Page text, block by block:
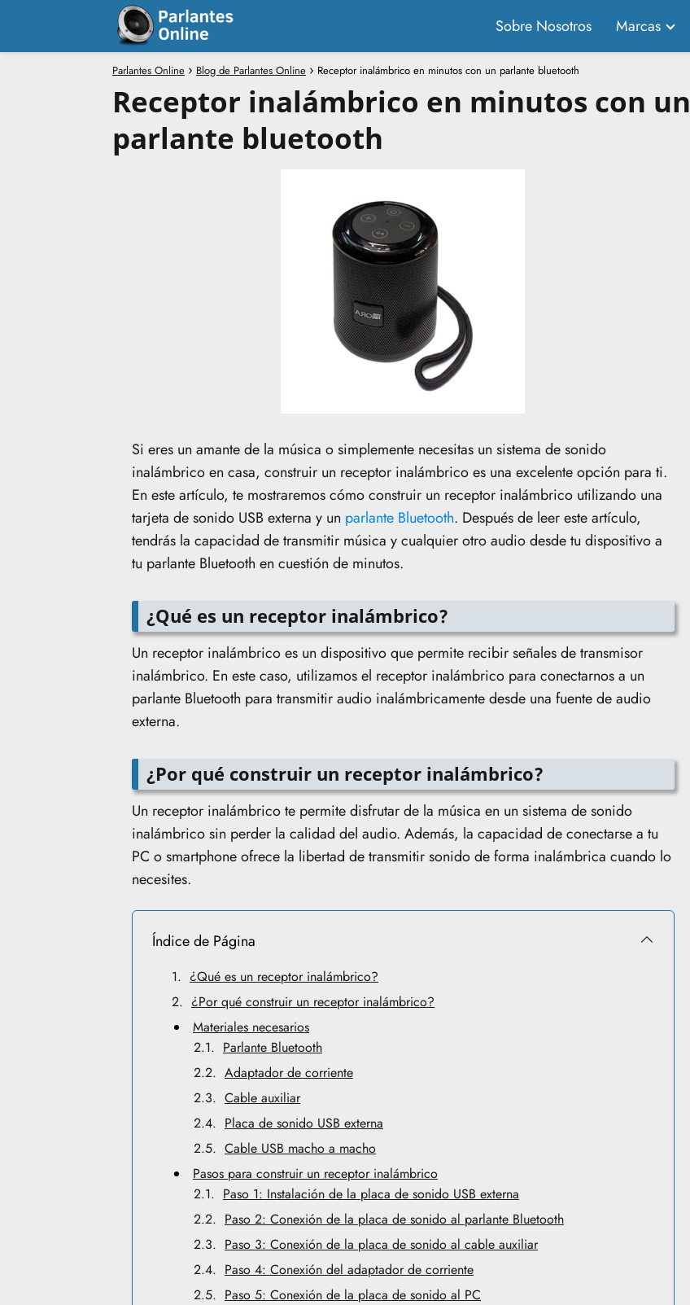
Sobre Nosotros Marcas
Parlantes Online Blog de Parlantes Online Receptor inalámbrico en minutos con un parlante bluetooth
Receptor inalámbrico en minutos con un
parlante bluetooth
Si eres un amante de la música o simplemente necesitas un sistema de sonido
inalámbrico en casa, construir un receptor inalámbrico es una excelente opción para ti.
En este artículo, te mostraremos cómo construir un receptor inalámbrico utilizando una
tarjeta de sonido USB externa y un parlante Bluetooth. Después de leer este artículo,
tendrás la capacidad de transmitir música y cualquier otro audio desde tu dispositivo a
tu parlante Bluetooth en cuestión de minutos.
¿Qué es un receptor inalámbrico?
Un receptor inalámbrico es un dispositivo que permite recibir señales de transmisor
inalámbrico. En este caso, utilizamos el receptor inalámbrico para conectarnos a un
parlante Bluetooth para transmitir audio inalámbricamente desde una fuente de audio
externa.
¿Por qué construir un receptor inalámbrico?
Un receptor inalámbrico te permite disfrutar de la música en un sistema de sonido
inalámbrico sin perder la calidad del audio. Además, la capacidad de conectarse a tu
PC o smartphone ofrece la libertad de transmitir sonido de forma inalámbrica cuando lo
necesites.
Índice de Página
¿Qué es un receptor inalámbrico?
¿Por qué construir un receptor inalámbrico?
Materiales necesarios
Parlante Bluetooth
Adaptador de corriente
Cable auxiliar
Placa de sonido USB externa
Cable USB macho a macho
Pasos para construir un receptor inalámbrico
Paso 1: Instalación de la placa de sonido USB externa
Paso 2: Conexión de la placa de sonido al parlante Bluetooth
Paso 3: Conexión de la placa de sonido al cable auxiliar
Paso 4: Conexión del adaptador de corriente
Paso 5: Conexión de la placa de sonido al PC